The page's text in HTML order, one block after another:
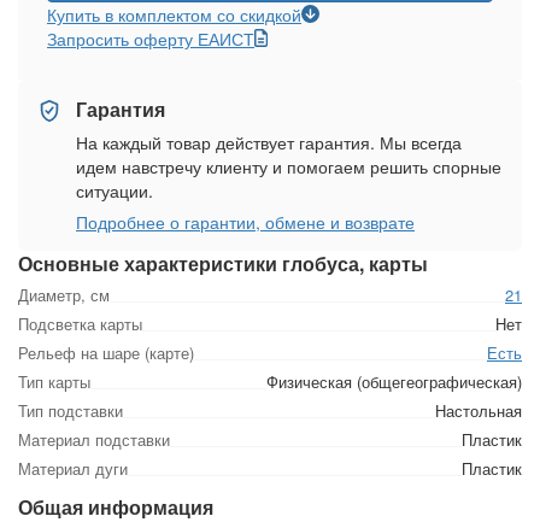
Основные характеристики глобуса, карты
Диаметр, см
21
Подсветка карты
Нет
Рельеф на шаре (карте)
Есть
Тип карты
Физическая (общегеографическая)
Тип подставки
Настольная
Материал подставки
Пластик
Материал дуги
Пластик
Общая информация
Купить в комплектом со скидкой
Запросить оферту ЕАИСТ
Гарантия
На каждый товар действует гарантия. Мы всегда
идем навстречу клиенту и помогаем решить спорные
ситуации.
Подробнее о гарантии, обмене и возврате